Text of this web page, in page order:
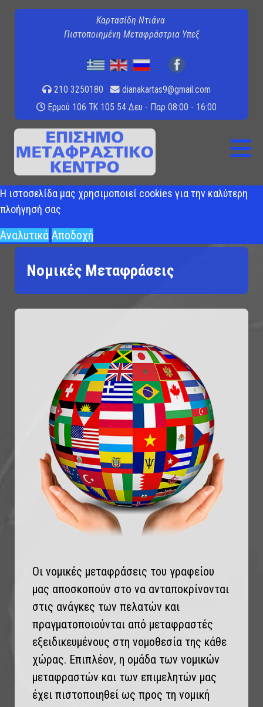
Καρτασίδη Ντιάνα
Πιστοποιημένη Μεταφράστρια Υπεξ
210 3250180
dianakartas9@gmail.com
Ερμού 106 ΤΚ 105 54Δευ - Παρ 08:00 - 16:00
Η ιστοσελίδα μας χρησιμοποιεί cookies για την καλύτερη
πλοήγησή σας
Αναλυτικά Αποδοχή
Νομικές Μεταφράσεις
Οι νομικές μεταφράσεις του γραφείου
μας αποσκοπούν στο να ανταποκρίνονται
στις ανάγκες των πελατών και
πραγματοποιούνται από μεταφραστές
εξειδικευμένους στη νομοθεσία της κάθε
χώρας. Επιπλέον, η ομάδα των νομικών
μεταφραστών και των επιμελητών μας
έχει πιστοποιηθεί ως προς τη νομική